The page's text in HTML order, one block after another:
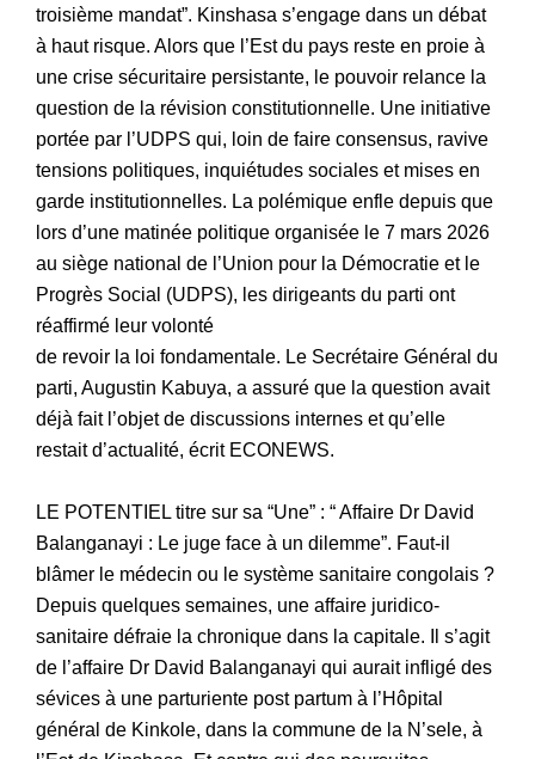
troisième mandat”. Kinshasa s’engage dans un débat
à haut risque. Alors que l’Est du pays reste en proie à
une crise sécuritaire persistante, le pouvoir relance la
question de la révision constitutionnelle. Une initiative
portée par l’UDPS qui, loin de faire consensus, ravive
tensions politiques, inquiétudes sociales et mises en
garde institutionnelles. La polémique enfle depuis que
lors d’une matinée politique organisée le 7 mars 2026
au siège national de l’Union pour la Démocratie et le
Progrès Social (UDPS), les dirigeants du parti ont
réaffirmé leur volonté
de revoir la loi fondamentale. Le Secrétaire Général du
parti, Augustin Kabuya, a assuré que la question avait
déjà fait l’objet de discussions internes et qu’elle
restait d’actualité, écrit ECONEWS.
LE POTENTIEL titre sur sa “Une” : “ Affaire Dr David
Balanganayi : Le juge face à un dilemme”. Faut-il
blâmer le médecin ou le système sanitaire congolais ?
Depuis quelques semaines, une affaire juridico-
sanitaire défraie la chronique dans la capitale. Il s’agit
de l’affaire Dr David Balanganayi qui aurait infligé des
sévices à une parturiente post partum à l’Hôpital
général de Kinkole, dans la commune de la N’sele, à